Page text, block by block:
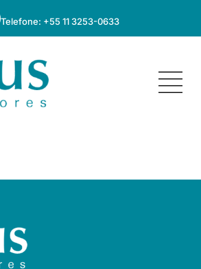
Telefone: +55 11 3253-0633